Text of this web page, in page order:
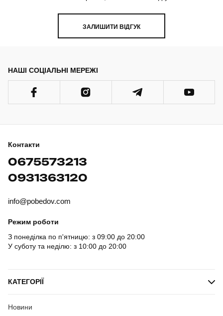
ЗАЛИШИТИ ВІДГУК
НАШІ СОЦІАЛЬНІ МЕРЕЖІ
Контакти
0675573213
0931363120
info@pobedov.com
Режим роботи
З понеділка по п'ятницю: з 09:00 до 20:00
У суботу та неділю: з 10:00 до 20:00
КАТЕГОРІЇ
Новини